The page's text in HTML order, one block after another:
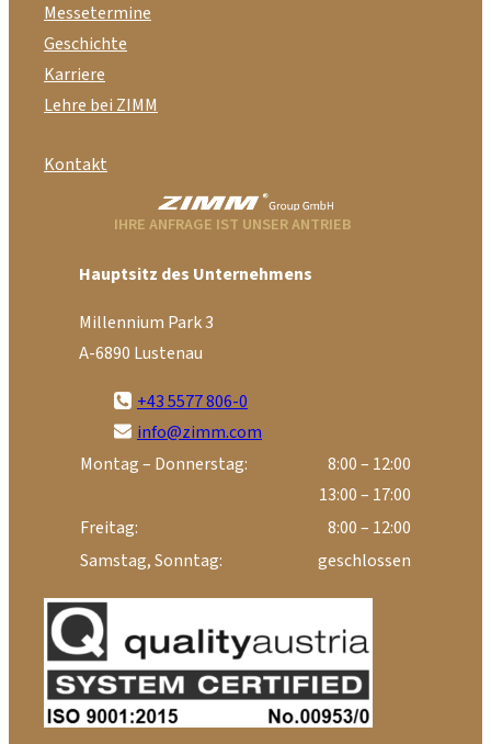
Messetermine
Geschichte
Karriere
Lehre bei ZIMM
Kontakt
IHRE ANFRAGE IST UNSER ANTRIEB
Hauptsitz des Unternehmens
Millennium Park 3
A-6890 Lustenau
+43 5577 806-0
info@zimm.com
Montag – Donnerstag:
8:00 – 12:00
13:00 – 17:00
Freitag:
8:00 – 12:00
Samstag, Sonntag:
geschlossen